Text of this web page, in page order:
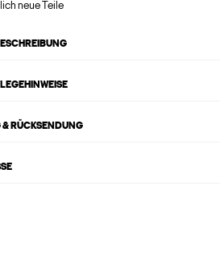
neue Teile
& RÜCKSENDUNG